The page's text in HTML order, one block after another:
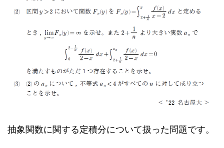
抽象関数に関する定積分について扱った問題です。